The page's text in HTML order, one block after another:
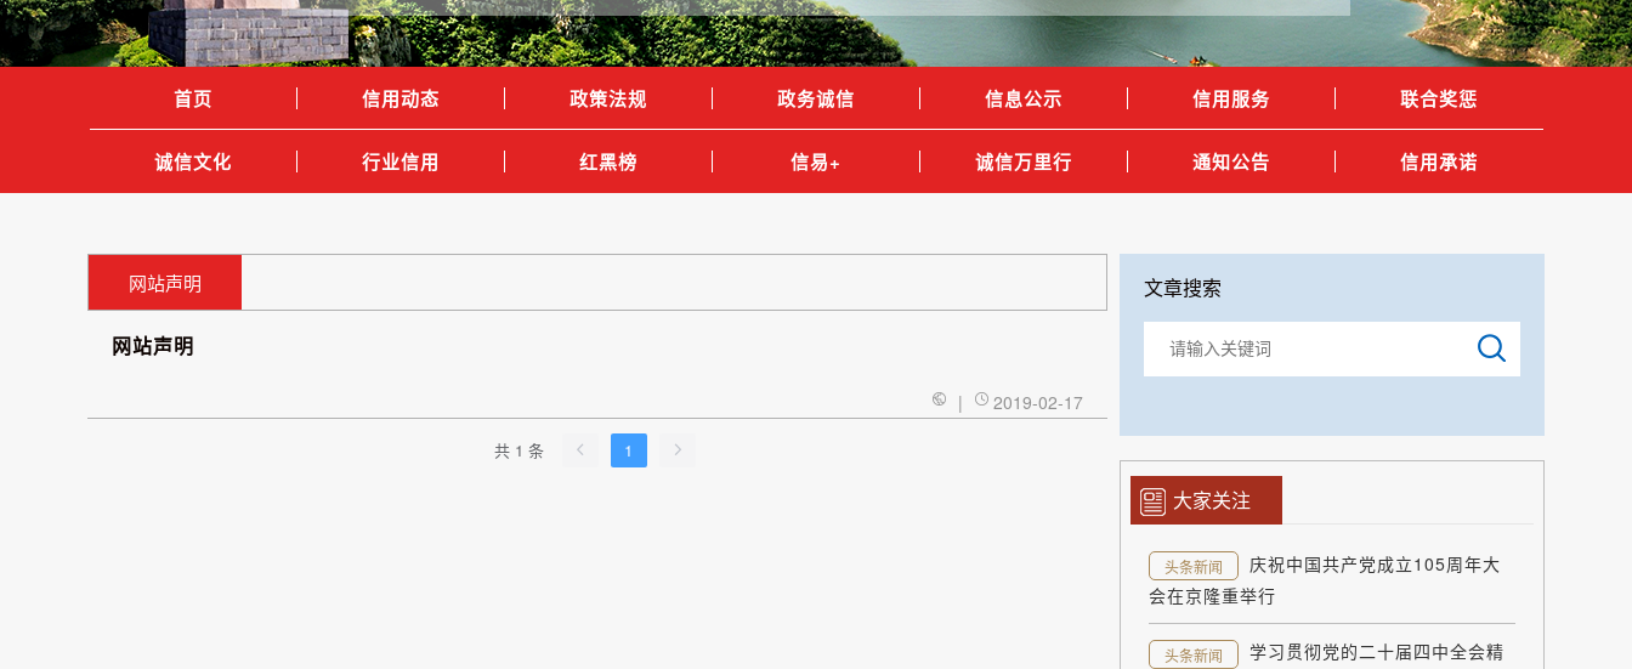
首页 信用动态 政策法规 政务诚信 信息公示 信用服务 联合奖惩
诚信文化 行业信用 红黑榜 信易+ 诚信万里行 通知公告 信用承诺
网站声明
网站声明
| 2019-02-17
共 1 条 1
文章搜索
大家关注
头条新闻
庆祝中国共产党成立105周年大
会在京隆重举行
头条新闻
学习贯彻党的二十届四中全会精